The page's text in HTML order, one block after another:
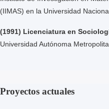
(IIMAS) en la Universidad
(1991) Licenciatura en
Universidad Autónoma
Proyectos actuales